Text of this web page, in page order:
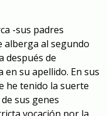
-sus padres
alberga al segundo
después de
su apellido. En sus
he tenido la suerte
sus genes